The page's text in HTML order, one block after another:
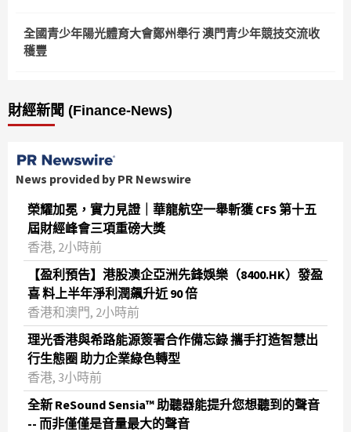
全國青少年陽光體育大會鄭州舉行 澳門青少年競技交流收
穫豐
財經新聞 (Finance-News)
News provided by PR Newswire
榮耀加冕，實力見證｜華龍航空一舉斬獲 CFS 第十五
屆財經峰會三項重磅大獎
香港, 2小時前
【盈利預告】港股澳企亞洲先鋒娛樂（8400.HK）發盈
喜 料上半年淨利潤飆升近 90 倍
香港和澳門, 2小時前
理光香港與希路能源簽署合作備忘錄 攜手打造智慧出
行生態圈 助力企業綠色轉型
香港, 3小時前
全新 ReSound Sensia™ 助聽器能提升您想聽到的聲音
-- 而非僅僅是音量最大的聲音